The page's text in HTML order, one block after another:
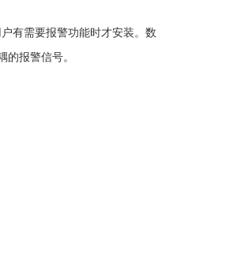
有需要报警功能时才安装。数
的报警信号。